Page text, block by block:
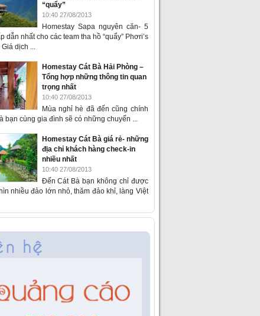
“quẩy”
10:40 27/08/2013
Homestay Sapa nguyên căn- 5
dẫn nhất cho các team tha hồ “quẩy” Phơri’s
Giá dịch ...
Homestay Cát Bà Hải Phòng –
Tổng hợp những thông tin quan
trọng nhất
10:40 27/08/2013
Mùa nghỉ hè đã đến cũng chính
bạn cùng gia đình sẽ có những chuyến ...
Homestay Cát Bà giá rẻ- những
địa chỉ khách hàng check-in
nhiều nhất
10:40 27/08/2013
Đến Cát Bà bạn không chỉ được
nhiều đảo lớn nhỏ, thăm đảo khỉ, làng Việt